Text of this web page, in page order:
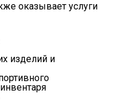
оказывает услуги
изделий и